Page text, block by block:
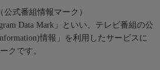
公式番組情報マーク）
Data Mark」といい、テレビ番組の公
情報」を利用したサービスに
クです。